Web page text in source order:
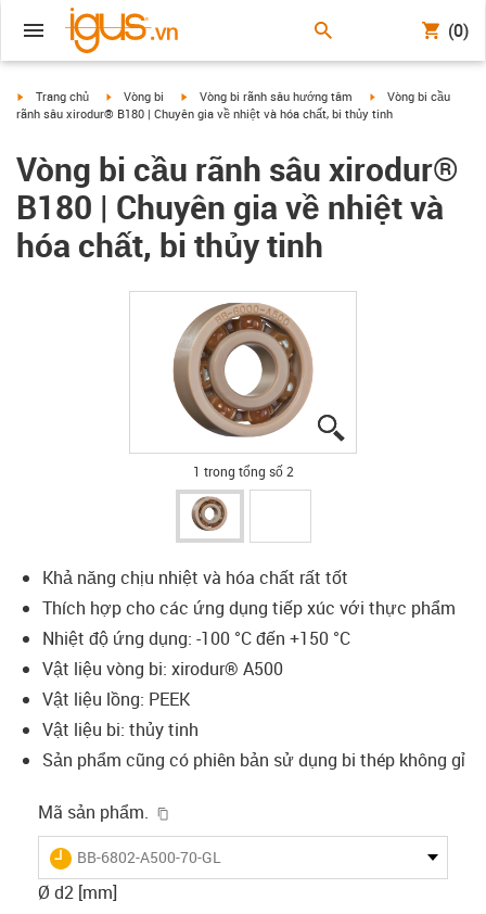
(0)
igus-icon-arrow-right
Trang chủ igus-icon-arrow-right
Vòng bi igus-icon-arrow-right
Vòng bi rãnh sâu hướng tâm igus-icon-arrow-right
Vòng bi cầu
rãnh sâu xirodur® B180 | Chuyên gia về nhiệt và hóa chất, bi thủy tinh
Vòng bi cầu rãnh sâu xirodur®
B180 | Chuyên gia về nhiệt và
hóa chất, bi thủy tinh
1 trong tổng số 2
Khả năng chịu nhiệt và hóa chất rất tốt
Thích hợp cho các ứng dụng tiếp xúc với thực phẩm
Nhiệt độ ứng dụng: -100 °C đến +150 °C
Vật liệu vòng bi: xirodur® A500
Vật liệu lồng: PEEK
Vật liệu bi: thủy tinh
Sản phẩm cũng có phiên bản sử dụng bi thép không gỉ
Mã sản phẩm.
igus-icon-lieferzeit
BB-6802-A500-70-GL
Ø d2 [mm]